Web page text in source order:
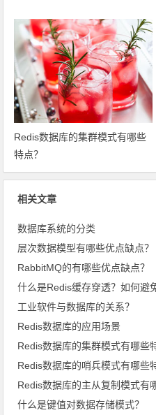
Redis数据库的集群模式有哪些
特点？
相关文章
数据库系统的分类
层次数据模型有哪些优点缺点？
RabbitMQ的有哪些优点缺点？
什么是Redis缓存穿透？如何避
工业软件与数据库的关系？
Redis数据库的应用场景
Redis数据库的集群模式有哪些
Redis数据库的哨兵模式有哪些
Redis数据库的主从复制模式有
什么是键值对数据存储模式？